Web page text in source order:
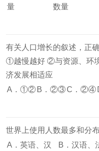
量 数量
有关人口增长的叙述，正
①越慢越好 ②与资源、环
济发展相适应
A．①② B．②③C．②④
世界上使用人数最多和分
A．英语、汉
B．汉语、